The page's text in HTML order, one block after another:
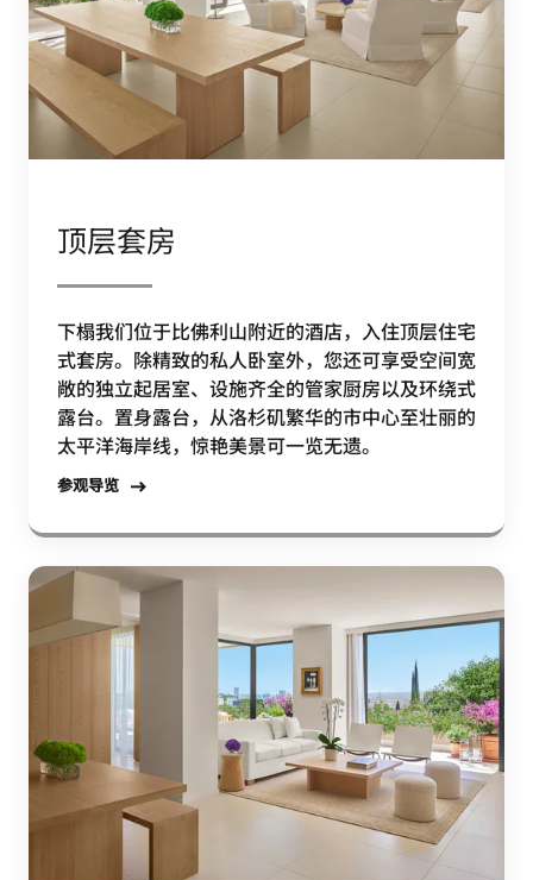
顶层套房
下榻我们位于比佛利山附近的酒店，入住顶层住宅
式套房。除精致的私人卧室外，您还可享受空间宽
敞的独立起居室、设施齐全的管家厨房以及环绕式
露台。置身露台，从洛杉矶繁华的市中心至壮丽的
太平洋海岸线，惊艳美景可一览无遗。
参观导览